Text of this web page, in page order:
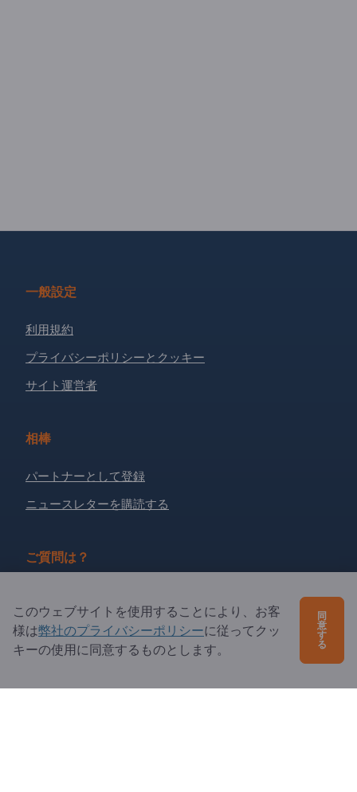
一般設定
利用規約
プライバシーポリシーとクッキー
サイト運営者
相棒
パートナーとして登録
ニュースレターを購読する
ご質問は？
サービス内容
当社概要
このウェブサイトを使用することにより、お客
様は弊社のプライバシーポリシーに従ってクッ
キーの使用に同意するものとします。
同
意
す
る